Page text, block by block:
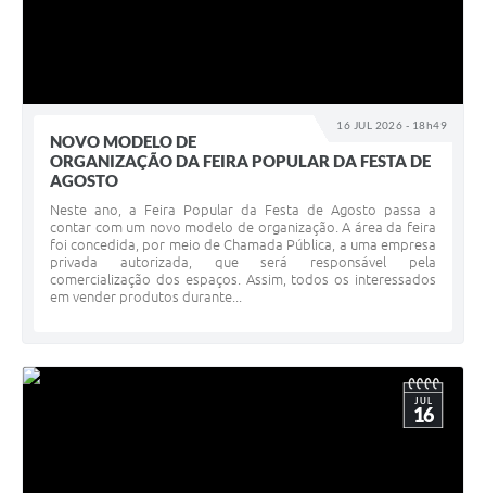
16 JUL 2026 - 18h49
NOVO MODELO DE
ORGANIZAÇÃO DA FEIRA POPULAR DA FESTA DE
AGOSTO
Neste ano, a Feira Popular da Festa de Agosto passa a
contar com um novo modelo de organização. A área da feira
foi concedida, por meio de Chamada Pública, a uma empresa
privada autorizada, que será responsável pela
comercialização dos espaços. Assim, todos os interessados
em vender produtos durante...
JUL
16